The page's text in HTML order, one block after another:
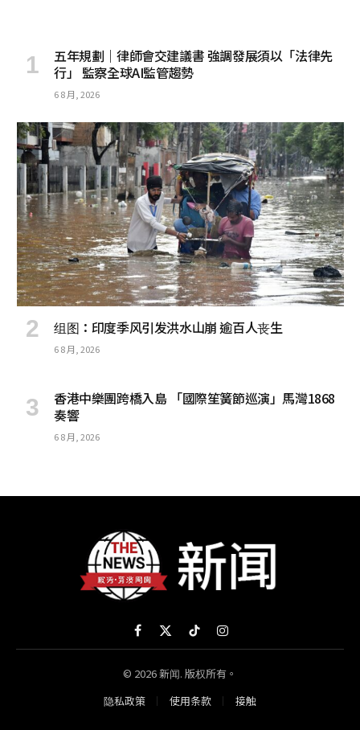
五年規劃｜律師會交建議書 強調發展須以「法律先
行」 監察全球AI監管趨勢
6 8 月, 2026
组图：印度季风引发洪水山崩 逾百人丧生
6 8 月, 2026
香港中樂團跨橋入島 「國際笙簧節巡演」馬灣1868
奏響
6 8 月, 2026
Facebook
X
(Twitter)
TikTokInstagram
© 2026 新闻. 版权所有。
隐私政策
使用条款 接触